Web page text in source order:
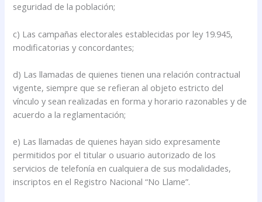
seguridad de la población;
c) Las campañas electorales establecidas por ley 19.945,
modificatorias y concordantes;
d) Las llamadas de quienes tienen una relación contractual
vigente, siempre que se refieran al objeto estricto del
vínculo y sean realizadas en forma y horario razonables y de
acuerdo a la reglamentación;
e) Las llamadas de quienes hayan sido expresamente
permitidos por el titular o usuario autorizado de los
servicios de telefonía en cualquiera de sus modalidades,
inscriptos en el Registro Nacional “No Llame”.